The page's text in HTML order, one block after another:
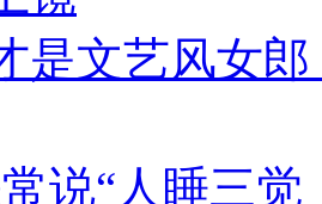
是文艺风女